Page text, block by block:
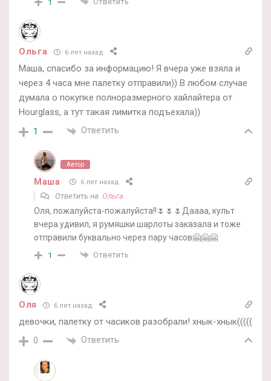
1
Ольга 6 лет назад
Маша, спасибо за информацию! Я вчера уже взяла и
через 4 часа мне палетку отправили)) В любом случае
думала о покупке полноразмерного хайлайтера от
Hourglass, а тут такая лимитка подъехала))
1 Ответить
Автор
Маша 6 лет назад
Ответить на Ольга
Оля, пожалуйста-пожалуйста!!🌷🌷🌷Даааа, культ
вчера удивил, я румяшки шарлоты заказала и тоже
отправили буквально через пару часов🤗🤗🤗
1 Ответить
Оля 6 лет назад
девочки, палетку от часиков разобрали! хнык-хнык(((((
0 Ответить